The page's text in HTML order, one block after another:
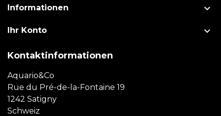
Informationen 
Ihr Konto 
Kontaktinformationen
Aquario&Co
Rue du Pré-de-la-Fontaine 19
1242 Satigny
Schweiz